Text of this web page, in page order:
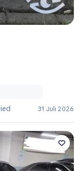
31 Juli 2026